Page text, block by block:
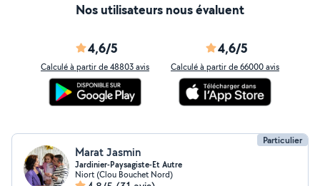
Nos utilisateurs nous évaluent
4,6/5
Calculé à partir de 48803 avis
4,6/5
Calculé à partir de 66000 avis
Particulier
Marat Jasmin
Jardinier-Paysagiste-Et Autre
Niort (Clou Bouchet Nord)